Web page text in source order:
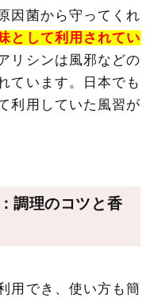
因菌から守ってくれ
として利用されてい
リシンは風邪などの
ています。日本でも
利用していた風習が
調理のコツと香
用でき、使い方も簡